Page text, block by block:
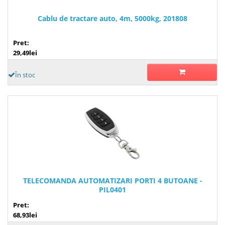
Cablu de tractare auto, 4m, 5000kg, 201808
Pret:
29,49lei
În stoc
TELECOMANDA AUTOMATIZARI PORTI 4 BUTOANE -
PIL0401
Pret:
68,93lei